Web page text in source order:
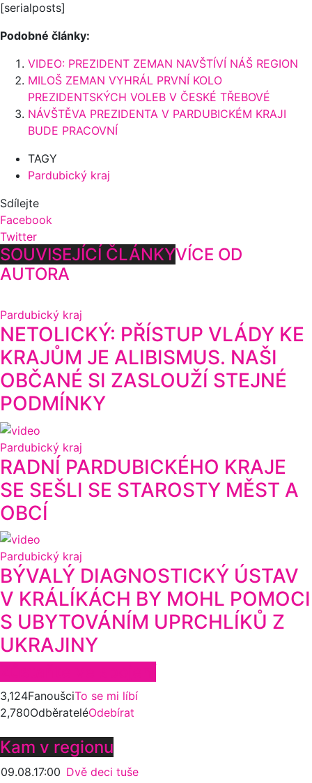
[serialposts]
Podobné články:
VIDEO: PREZIDENT ZEMAN NAVŠTÍVÍ NÁŠ REGION
MILOŠ ZEMAN VYHRÁL PRVNÍ KOLO
PREZIDENTSKÝCH VOLEB V ČESKÉ TŘEBOVÉ
NÁVŠTĚVA PREZIDENTA V PARDUBICKÉM KRAJI
BUDE PRACOVNÍ
TAGY
Pardubický kraj
Sdílejte
Facebook
Twitter
SOUVISEJÍCÍ ČLÁNKYVÍCE OD
AUTORA
Pardubický kraj
NETOLICKÝ: PŘÍSTUP VLÁDY KE
KRAJŮM JE ALIBISMUS. NAŠI
OBČANÉ SI ZASLOUŽÍ STEJNÉ
PODMÍNKY
Pardubický kraj
RADNÍ PARDUBICKÉHO KRAJE
SE SEŠLI SE STAROSTY MĚST A
OBCÍ
Pardubický kraj
BÝVALÝ DIAGNOSTICKÝ ÚSTAV
V KRÁLÍKÁCH BY MOHL POMOCI
S UBYTOVÁNÍM UPRCHLÍKŮ Z
UKRAJINY
3,124FanoušciTo se mi líbí
2,780OdběrateléOdebírat
Kam v regionu
09.08.17:00 Dvě deci tuše